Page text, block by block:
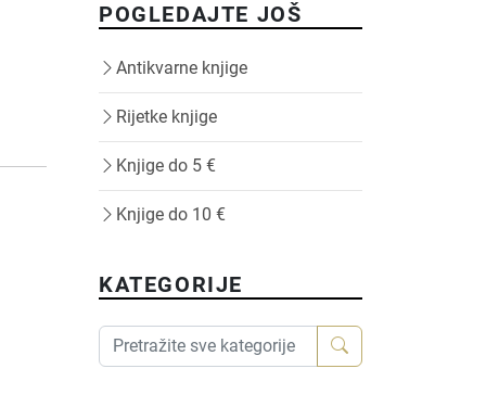
POGLEDAJTE JOŠ
Antikvarne knjige
Rijetke knjige
Knjige do 5 €
Knjige do 10 €
KATEGORIJE